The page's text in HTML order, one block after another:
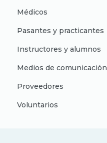
Médicos
Pasantes y practicantes
Instructores y alumnos
Medios de comunicación
Proveedores
Voluntarios